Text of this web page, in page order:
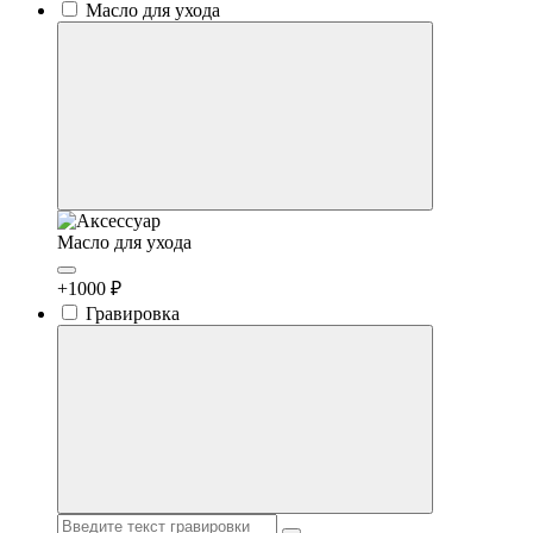
Масло для ухода
Масло для ухода
+1000 ₽
Гравировка